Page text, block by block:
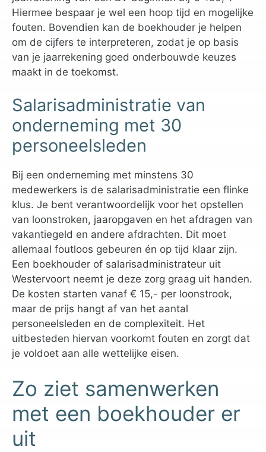
Hiermee bespaar je wel een hoop tijd en mogelijke
fouten. Bovendien kan de boekhouder je helpen
om de cijfers te interpreteren, zodat je op basis
van je jaarrekening goed onderbouwde keuzes
maakt in de toekomst.
Salarisadministratie van
onderneming met 30
personeelsleden
Bij een onderneming met minstens 30
medewerkers is de salarisadministratie een flinke
klus. Je bent verantwoordelijk voor het opstellen
van loonstroken, jaaropgaven en het afdragen van
vakantiegeld en andere afdrachten. Dit moet
allemaal foutloos gebeuren én op tijd klaar zijn.
Een boekhouder of salarisadministrateur uit
Westervoort neemt je deze zorg graag uit handen.
De kosten starten vanaf € 15,- per loonstrook,
maar de prijs hangt af van het aantal
personeelsleden en de complexiteit. Het
uitbesteden hiervan voorkomt fouten en zorgt dat
je voldoet aan alle wettelijke eisen.
Zo ziet samenwerken
met een boekhouder er
uit